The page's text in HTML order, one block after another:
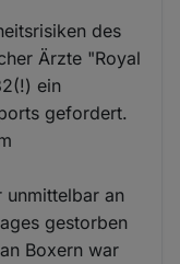
des
Ärzte "Royal
ein
gefordert.
unmittelbar an
gestorben
Boxern war